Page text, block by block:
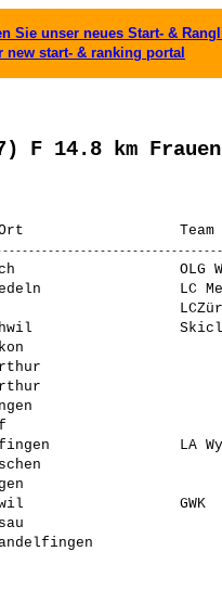
Sie unser neues Start- &
new start- & ranking portal
F 14.8 km Frauen
LC
LA